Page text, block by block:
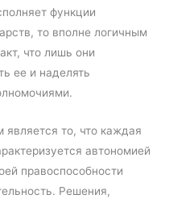
функции
то вполне логичным
что лишь они
ее и наделять
то, что каждая
автономией
правоспособности
Решения,